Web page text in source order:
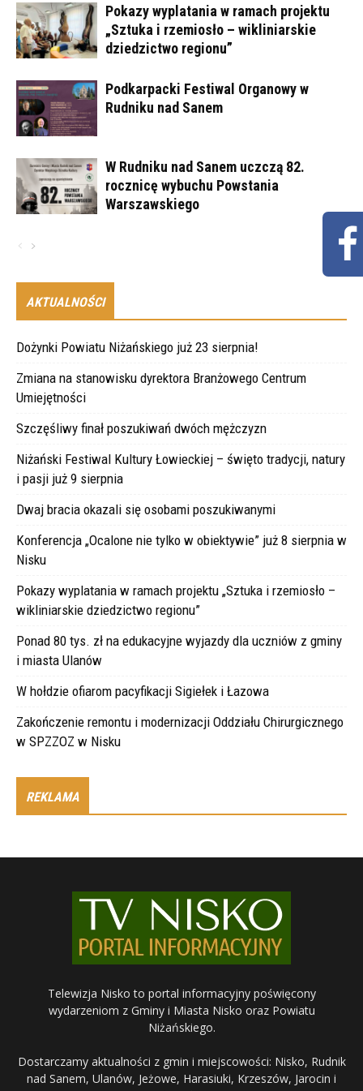
Pokazy wyplatania w ramach projektu
„Sztuka i rzemiosło – wikliniarskie
dziedzictwo regionu”
Podkarpacki Festiwal Organowy w
Rudniku nad Sanem
W Rudniku nad Sanem uczczą 82.
rocznicę wybuchu Powstania
Warszawskiego
AKTUALNOŚCI
Dożynki Powiatu Niżańskiego już 23 sierpnia!
Zmiana na stanowisku dyrektora Branżowego Centrum
Umiejętności
Szczęśliwy finał poszukiwań dwóch mężczyzn
Niżański Festiwal Kultury Łowieckiej – święto tradycji, natury
i pasji już 9 sierpnia
Dwaj bracia okazali się osobami poszukiwanymi
Konferencja „Ocalone nie tylko w obiektywie” już 8 sierpnia w
Nisku
Pokazy wyplatania w ramach projektu „Sztuka i rzemiosło –
wikliniarskie dziedzictwo regionu”
Ponad 80 tys. zł na edukacyjne wyjazdy dla uczniów z gminy
i miasta Ulanów
W hołdzie ofiarom pacyfikacji Sigiełek i Łazowa
Zakończenie remontu i modernizacji Oddziału Chirurgicznego
w SPZZOZ w Nisku
REKLAMA
Telewizja Nisko to portal informacyjny poświęcony
wydarzeniom z Gminy i Miasta Nisko oraz Powiatu
Niżańskiego.
Dostarczamy aktualności z gmin i miejscowości: Nisko, Rudnik
nad Sanem, Ulanów, Jeżowe, Harasiuki, Krzeszów, Jarocin i